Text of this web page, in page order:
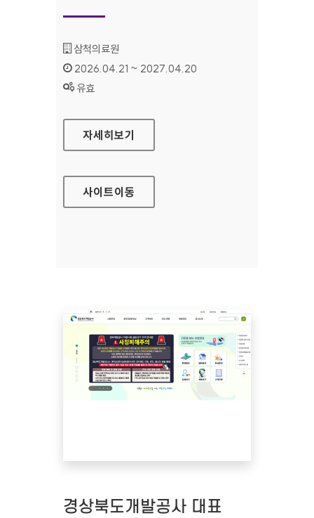
기관명 :
삼척의료원
인증기간 :
2026.04.21 ~ 2027.04.20
상태 :
유효
삼척의료원
자세히보기
사이트이동
경상북도개발공사 대표